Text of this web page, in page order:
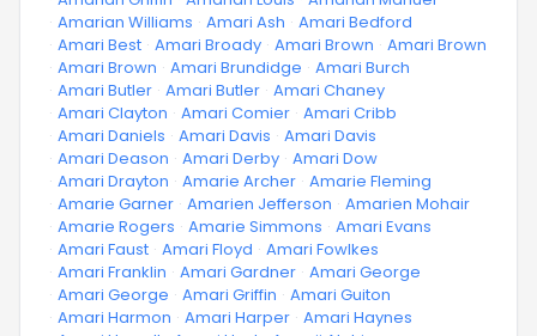
· Amarian Williams · Amari Ash · Amari Bedford
· Amari Best · Amari Broady · Amari Brown · Amari Brown
· Amari Brown · Amari Brundidge · Amari Burch
· Amari Butler · Amari Butler · Amari Chaney
· Amari Clayton · Amari Comier · Amari Cribb
· Amari Daniels · Amari Davis · Amari Davis
· Amari Deason · Amari Derby · Amari Dow
· Amari Drayton · Amarie Archer · Amarie Fleming
· Amarie Garner · Amarien Jefferson · Amarien Mohair
· Amarie Rogers · Amarie Simmons · Amari Evans
· Amari Faust · Amari Floyd · Amari Fowlkes
· Amari Franklin · Amari Gardner · Amari George
· Amari George · Amari Griffin · Amari Guiton
· Amari Harmon · Amari Harper · Amari Haynes